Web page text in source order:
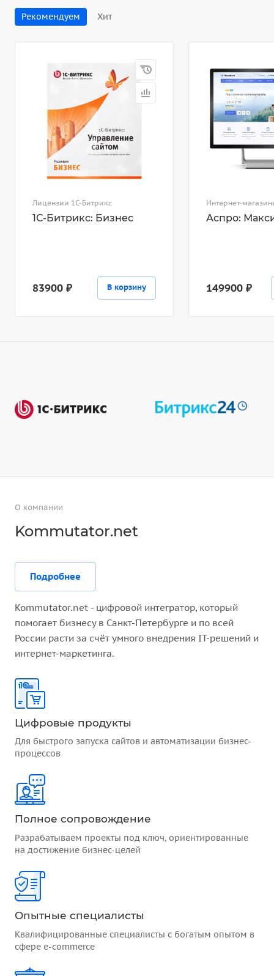
Рекомендуем Хит
Лицензии 1С-Битрикс
1С-Битрикс: Бизнес
83900 ₽ В корзину
Интернет-
Аспро:
149900 ₽
О компании
Kommutator.net
Подробнее
Kommutator.net - цифровой интегратор, который
помогает бизнесу в Санкт-Петербурге и по всей
России расти за счёт умного внедрения IT-решений и
интернет-маркетинга.
Цифровые продукты
Для быстрого запуска сайтов и автоматизации бизнес-
процессов
Полное сопровождение
Разрабатываем проекты под ключ, ориентированные
на достижение бизнес-целей
Опытные специалисты
Квалифицированные специалисты с богатым опытом в
сфере e-commerce